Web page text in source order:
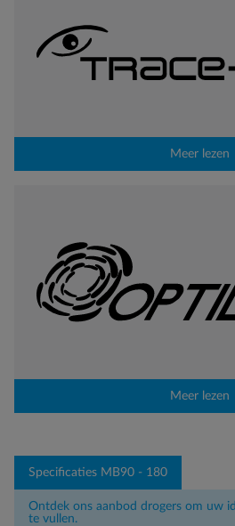
Meer lezen
Meer lezen
Specificaties MB90 - 180
Ontdek ons aanbod drogers om uw
te vullen.